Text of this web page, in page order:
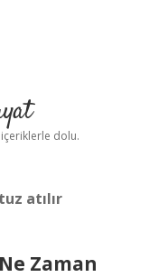
içeriklerle dolu.
atılır
Zaman